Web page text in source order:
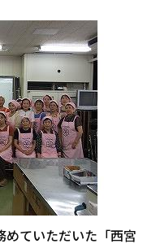
ていただいた「西宮